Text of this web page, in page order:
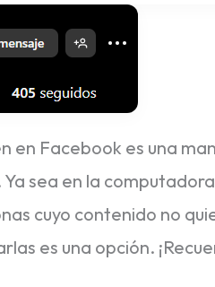
en Facebook es una
sea en la
cuyo contenido no
es una opción.